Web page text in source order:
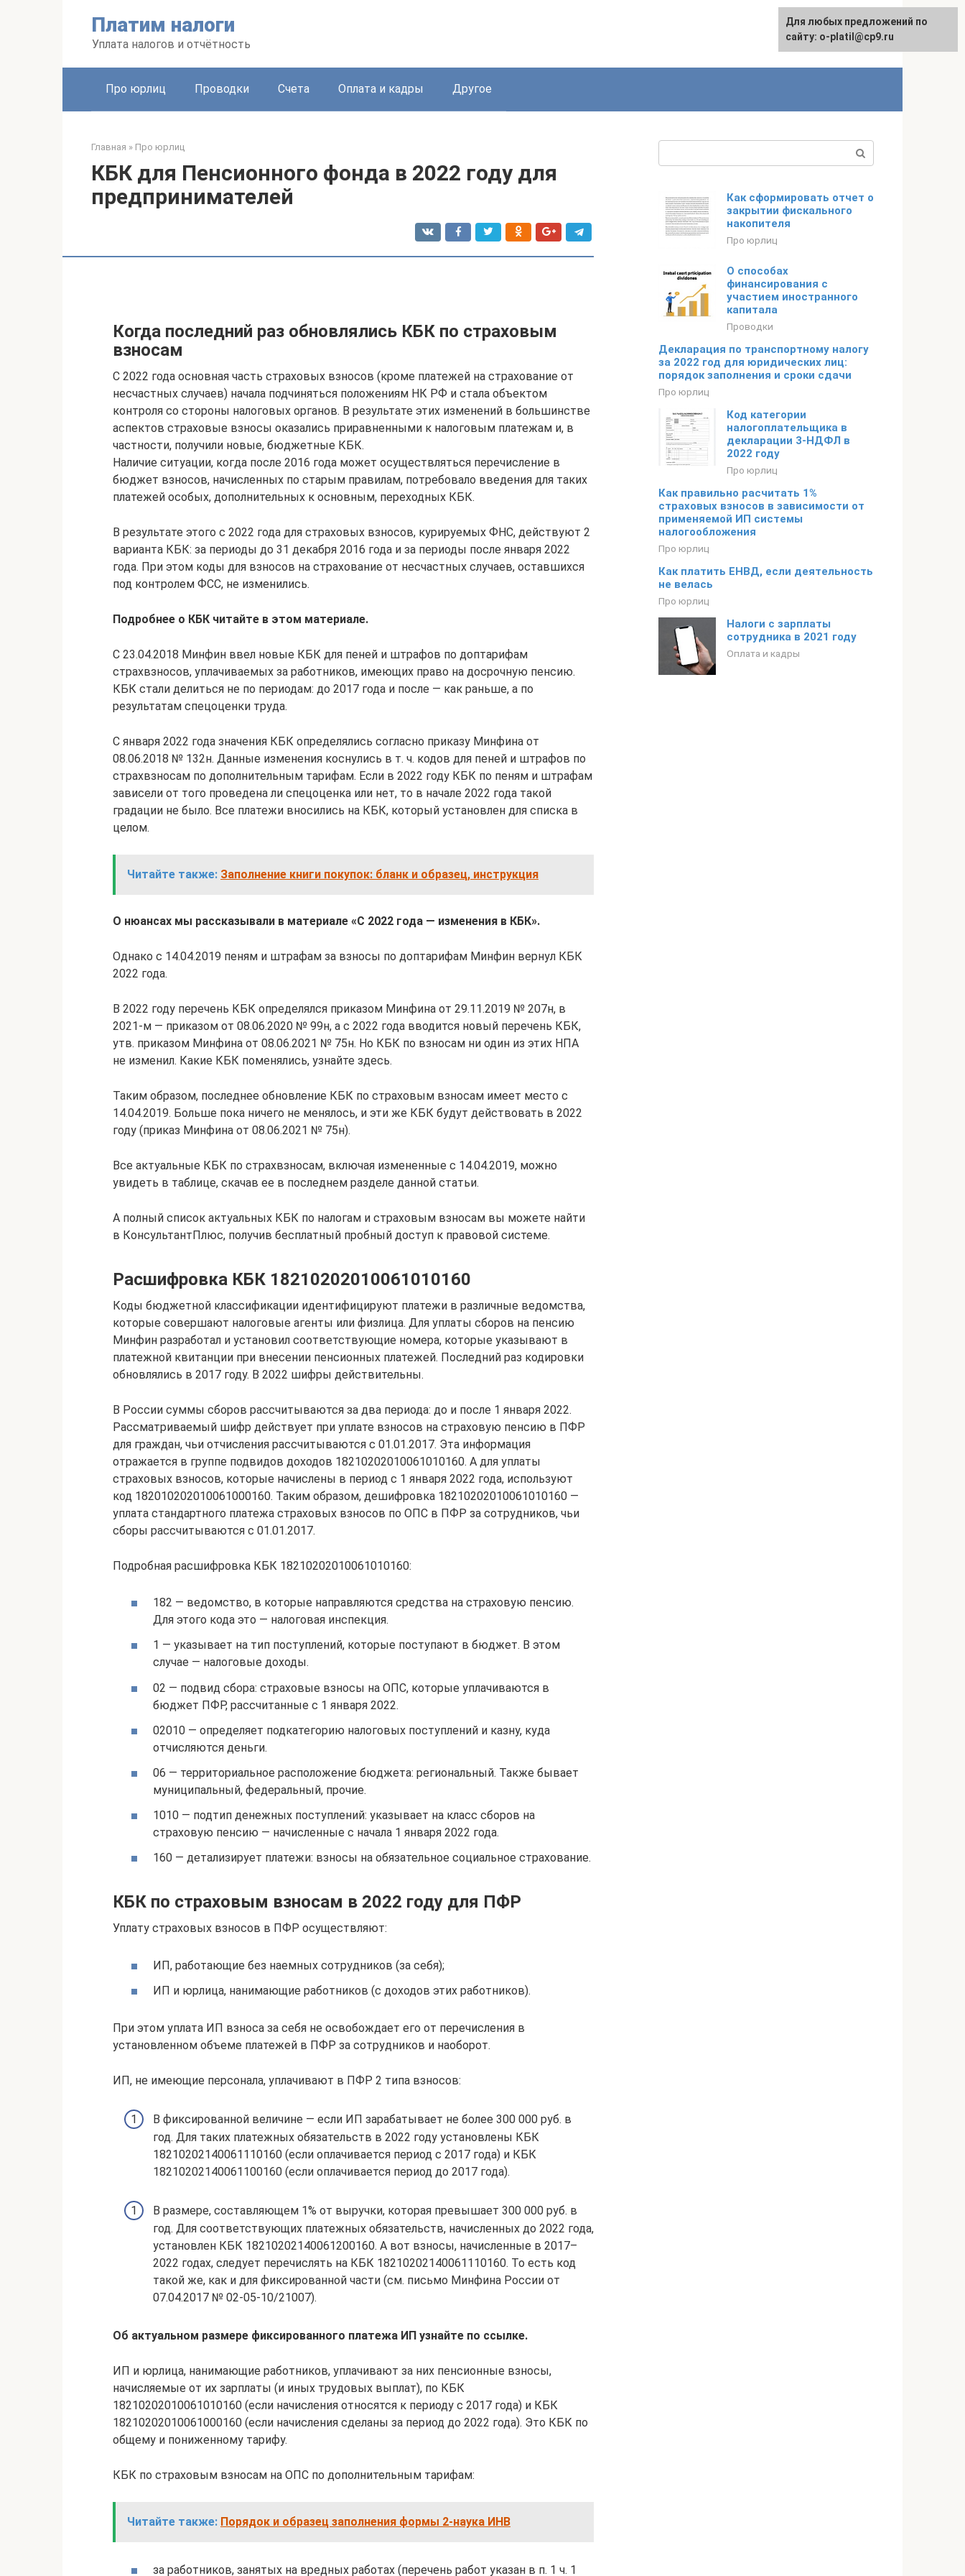
Платим налоги
Уплата налогов и отчётность
Про юрлиц Проводки Счета Оплата и кадры Другое
Главная » Про юрлиц
КБК для Пенсионного фонда в 2022 году для
предпринимателей
Когда последний раз обновлялись КБК по страховым
взносам
С 2022 года основная часть страховых взносов (кроме платежей на страхование от
несчастных случаев) начала подчиняться положениям НК РФ и стала объектом
контроля со стороны налоговых органов. В результате этих изменений в большинстве
аспектов страховые взносы оказались приравненными к налоговым платежам и, в
частности, получили новые, бюджетные КБК.
Наличие ситуации, когда после 2016 года может осуществляться перечисление в
бюджет взносов, начисленных по старым правилам, потребовало введения для таких
платежей особых, дополнительных к основным, переходных КБК.
В результате этого с 2022 года для страховых взносов, курируемых ФНС, действуют 2
варианта КБК: за периоды до 31 декабря 2016 года и за периоды после января 2022
года. При этом коды для взносов на страхование от несчастных случаев, оставшихся
под контролем ФСС, не изменились.
Подробнее о КБК читайте в этом материале.
С 23.04.2018 Минфин ввел новые КБК для пеней и штрафов по доптарифам
страхвзносов, уплачиваемых за работников, имеющих право на досрочную пенсию.
КБК стали делиться не по периодам: до 2017 года и после — как раньше, а по
результатам спецоценки труда.
С января 2022 года значения КБК определялись согласно приказу Минфина от
08.06.2018 № 132н. Данные изменения коснулись в т. ч. кодов для пеней и штрафов по
страхвзносам по дополнительным тарифам. Если в 2022 году КБК по пеням и штрафам
зависели от того проведена ли спецоценка или нет, то в начале 2022 года такой
градации не было. Все платежи вносились на КБК, который установлен для списка в
целом.
Читайте также: Заполнение книги покупок: бланк и образец, инструкция
О нюансах мы рассказывали в материале «С 2022 года — изменения в КБК».
Однако с 14.04.2019 пеням и штрафам за взносы по доптарифам Минфин вернул КБК
2022 года.
В 2022 году перечень КБК определялся приказом Минфина от 29.11.2019 № 207н, в
2021-м — приказом от 08.06.2020 № 99н, а с 2022 года вводится новый перечень КБК,
утв. приказом Минфина от 08.06.2021 № 75н. Но КБК по взносам ни один из этих НПА
не изменил. Какие КБК поменялись, узнайте здесь.
Таким образом, последнее обновление КБК по страховым взносам имеет место с
14.04.2019. Больше пока ничего не менялось, и эти же КБК будут действовать в 2022
году (приказ Минфина от 08.06.2021 № 75н).
Все актуальные КБК по страхвзносам, включая измененные с 14.04.2019, можно
увидеть в таблице, скачав ее в последнем разделе данной статьи.
А полный список актуальных КБК по налогам и страховым взносам вы можете найти
в КонсультантПлюс, получив бесплатный пробный доступ к правовой системе.
Расшифровка КБК 18210202010061010160
Коды бюджетной классификации идентифицируют платежи в различные ведомства,
которые совершают налоговые агенты или физлица. Для уплаты сборов на пенсию
Минфин разработал и установил соответствующие номера, которые указывают в
платежной квитанции при внесении пенсионных платежей. Последний раз кодировки
обновлялись в 2017 году. В 2022 шифры действительны.
В России суммы сборов рассчитываются за два периода: до и после 1 января 2022.
Рассматриваемый шифр действует при уплате взносов на страховую пенсию в ПФР
для граждан, чьи отчисления рассчитываются с 01.01.2017. Эта информация
отражается в группе подвидов доходов 18210202010061010160. А для уплаты
страховых взносов, которые начислены в период с 1 января 2022 года, используют
код 182010202010061000160. Таким образом, дешифровка 18210202010061010160 —
уплата стандартного платежа страховых взносов по ОПС в ПФР за сотрудников, чьи
сборы рассчитываются с 01.01.2017.
Подробная расшифровка КБК 18210202010061010160:
182 — ведомство, в которые направляются средства на страховую пенсию.
Для этого кода это — налоговая инспекция.
1 — указывает на тип поступлений, которые поступают в бюджет. В этом
случае — налоговые доходы.
02 — подвид сбора: страховые взносы на ОПС, которые уплачиваются в
бюджет ПФР, рассчитанные с 1 января 2022.
02010 — определяет подкатегорию налоговых поступлений и казну, куда
отчисляются деньги.
06 — территориальное расположение бюджета: региональный. Также бывает
муниципальный, федеральный, прочие.
1010 — подтип денежных поступлений: указывает на класс сборов на
страховую пенсию — начисленные с начала 1 января 2022 года.
160 — детализирует платежи: взносы на обязательное социальное страхование.
КБК по страховым взносам в 2022 году для ПФР
Уплату страховых взносов в ПФР осуществляют:
ИП, работающие без наемных сотрудников (за себя);
ИП и юрлица, нанимающие работников (с доходов этих работников).
При этом уплата ИП взноса за себя не освобождает его от перечисления в
установленном объеме платежей в ПФР за сотрудников и наоборот.
ИП, не имеющие персонала, уплачивают в ПФР 2 типа взносов:
В фиксированной величине — если ИП зарабатывает не более 300 000 руб. в
год. Для таких платежных обязательств в 2022 году установлены КБК
18210202140061110160 (если оплачивается период с 2017 года) и КБК
18210202140061100160 (если оплачивается период до 2017 года).
В размере, составляющем 1% от выручки, которая превышает 300 000 руб. в
год. Для соответствующих платежных обязательств, начисленных до 2022 года,
установлен КБК 18210202140061200160. А вот взносы, начисленные в 2017–
2022 годах, следует перечислять на КБК 18210202140061110160. То есть код
такой же, как и для фиксированной части (см. письмо Минфина России от
07.04.2017 № 02-05-10/21007).
Об актуальном размере фиксированного платежа ИП узнайте по ссылке.
ИП и юрлица, нанимающие работников, уплачивают за них пенсионные взносы,
начисляемые от их зарплаты (и иных трудовых выплат), по КБК
18210202010061010160 (если начисления относятся к периоду с 2017 года) и КБК
18210202010061000160 (если начисления сделаны за период до 2022 года). Это КБК по
общему и пониженному тарифу.
КБК по страховым взносам на ОПС по дополнительным тарифам:
Читайте также: Порядок и образец заполнения формы 2-наука ИНВ
за работников, занятых на вредных работах (перечень работ указан в п. 1 ч. 1
Как сформировать отчет о
закрытии фискального
накопителя
Про юрлиц
О способах
финансирования с
участием иностранного
капитала
Проводки
Декларация по транспортному налогу
за 2022 год для юридических лиц:
порядок заполнения и сроки сдачи
Про юрлиц
Код категории
налогоплательщика в
декларации 3-НДФЛ в
2022 году
Про юрлиц
Как правильно расчитать 1%
страховых взносов в зависимости от
применяемой ИП системы
налогообложения
Про юрлиц
Как платить ЕНВД, если деятельность
не велась
Про юрлиц
Налоги с зарплаты
сотрудника в 2021 году
Оплата и кадры
Для любых предложений по
сайту: o-platil@cp9.ru